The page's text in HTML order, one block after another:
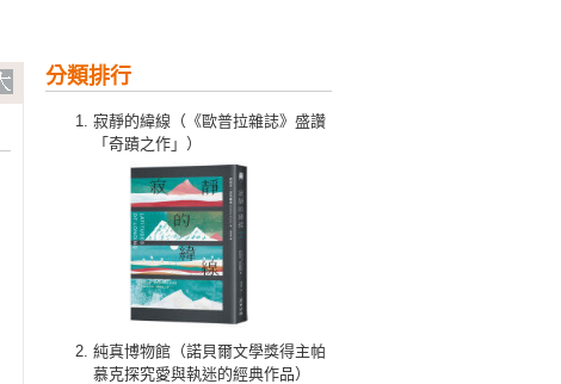
分類排行
寂靜的緯線（《歐普拉雜誌》盛讚
「奇蹟之作」）
純真博物館（諾貝爾文學獎得主帕
慕克探究愛與執迷的經典作品）